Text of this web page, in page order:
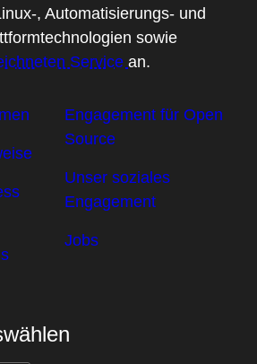
, Automatisierungs- und
sowie
Service an.
Engagement für Open
Source
Unser soziales
Engagement
Jobs